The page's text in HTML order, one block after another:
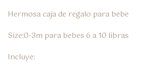
Hermosa caja de regalo para bebe
Size:0-3m para bebes 6 a 10 libras
Incluye: